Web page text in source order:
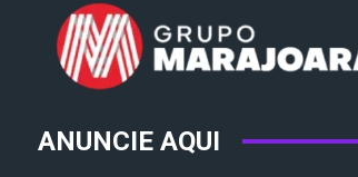
ANUNCIE AQUI